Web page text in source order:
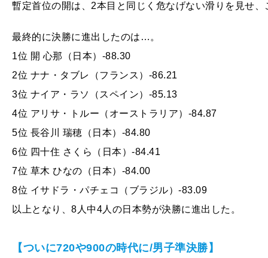
暫定首位の開は、2本目と同じく危なげない滑りを見せ
最終的に決勝に進出したのは…。
1位 開 心那（日本）-88.30
2位 ナナ・タブレ（フランス）-86.21
3位 ナイア・ラソ（スペイン）-85.13
4位 アリサ・トルー（オーストラリア）-84.87
5位 長谷川 瑞穂（日本）-84.80
6位 四十住 さくら（日本）-84.41
7位 草木 ひなの（日本）-84.00
8位 イサドラ・パチェコ（ブラジル）-83.09
以上となり、8人中4人の日本勢が決勝に進出した。
【ついに720や900の時代に/男子準決勝】